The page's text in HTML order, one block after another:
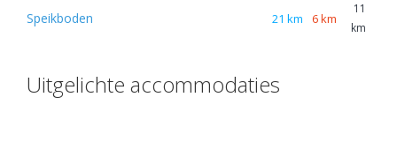
Speikboden 21 km 6 km
11
km
Uitgelichte accommodaties